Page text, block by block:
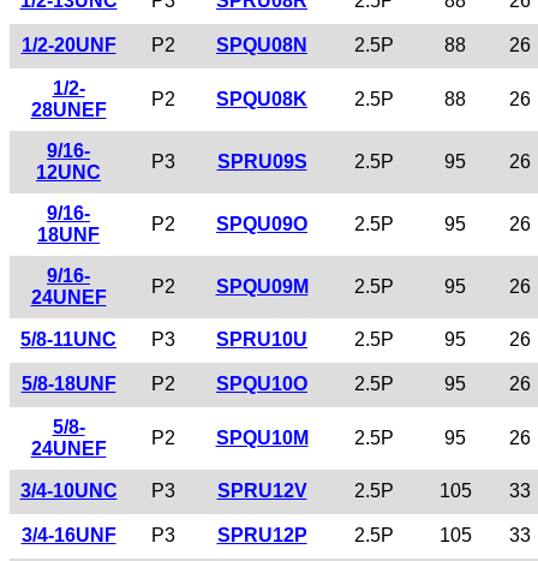
1/2-20UNF P2 SPQU08N 2.5P 88 26
1/2-
28UNEF
P2 SPQU08K 2.5P 88 26
9/16-
12UNC
P3 SPRU09S 2.5P 95 26
9/16-
18UNF
P2 SPQU09O 2.5P 95 26
9/16-
24UNEF
P2 SPQU09M 2.5P 95 26
5/8-11UNC P3 SPRU10U 2.5P 95 26
5/8-18UNF P2 SPQU10O 2.5P 95 26
5/8-
24UNEF
P2 SPQU10M 2.5P 95 26
3/4-10UNC P3 SPRU12V 2.5P 105 33
3/4-16UNF P3 SPRU12P 2.5P 105 33